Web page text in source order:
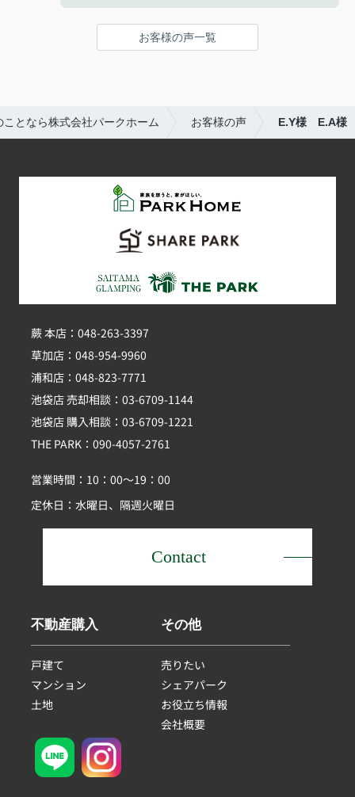
満足しており、家族で新しい生活を始めることを楽
しみにしています。
改めて、ありがとうございました。
お客様の声一覧
となら株式会社パークホーム お客様の声 E.Y様 E.A様
蕨 本店：048-263-3397
草加店：048-954-9960
浦和店：048-823-7771
池袋店 売却相談：03-6709-1144
池袋店 購入相談：03-6709-1221
THE PARK：090-4057-2761
営業時間：10：00～19：00
定休日：水曜日、隔週火曜日
Contact
不動産購入
戸建て
マンション
土地
その他
売りたい
シェアパーク
お役立ち情報
会社概要